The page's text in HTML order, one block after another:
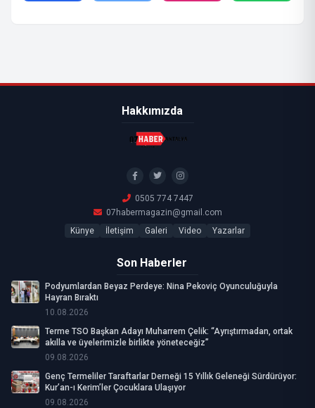
Hakkımızda
0505 774 7447
07habermagazin@gmail.com
Künye
İletişim Galeri Video Yazarlar
Son Haberler
Podyumlardan Beyaz Perdeye: Nina Pekoviç Oyunculuğuyla
Hayran Bıraktı
10.08.2026
Terme TSO Başkan Adayı Muharrem Çelik: “Ayrıştırmadan, ortak
akılla ve üyelerimizle birlikte yöneteceğiz”
09.08.2026
Genç Termeliler Taraftarlar Derneği 15 Yıllık Geleneği Sürdürüyor:
Kur’an-ı Kerim’ler Çocuklara Ulaşıyor
09.08.2026